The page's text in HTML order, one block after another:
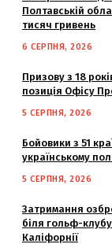
Полтавській
тисяч гривень
6 СЕРПНЯ, 2026
Призову з 18
позиція Офісу
5 СЕРПНЯ, 2026
Бойовики з 51
українському
5 СЕРПНЯ, 2026
Затримання
біля гольф-
Каліфорнії